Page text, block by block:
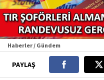
Haberler / Gündem
PAYLAŞ